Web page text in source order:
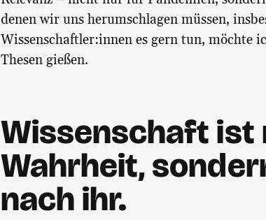
denen wir uns herumschlagen müssen,
Wissenschaftler:innen es gern tun, möchte
Thesen gießen.
Wissenschaft ist
Wahrheit,
nach ihr.